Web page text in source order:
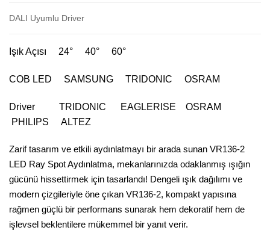
DALI Uyumlu Driver
Işık Açısı 24° 40° 60°
COB LED SAMSUNG TRIDONIC OSRAM
Driver TRIDONIC EAGLERISE OSRAM
PHILIPS ALTEZ
Zarif tasarım ve etkili aydınlatmayı bir arada sunan VR136-2
LED Ray Spot Aydınlatma, mekanlarınızda odaklanmış ışığın
gücünü hissettirmek için tasarlandı! Dengeli ışık dağılımı ve
modern çizgileriyle öne çıkan VR136-2, kompakt yapısına
rağmen güçlü bir performans sunarak hem dekoratif hem de
işlevsel beklentilere mükemmel bir yanıt verir.